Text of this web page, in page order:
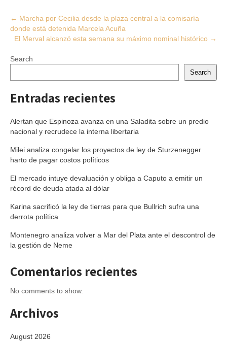
Post
navigation
← Marcha por Cecilia desde la plaza central a la comisaría
donde está detenida Marcela Acuña
El Merval alcanzó esta semana su máximo nominal histórico →
Search
Search
Entradas recientes
Alertan que Espinoza avanza en una Saladita sobre un predio
nacional y recrudece la interna libertaria
Milei analiza congelar los proyectos de ley de Sturzenegger
harto de pagar costos políticos
El mercado intuye devaluación y obliga a Caputo a emitir un
récord de deuda atada al dólar
Karina sacrificó la ley de tierras para que Bullrich sufra una
derrota política
Montenegro analiza volver a Mar del Plata ante el descontrol de
la gestión de Neme
Comentarios recientes
No comments to show.
Archivos
August 2026